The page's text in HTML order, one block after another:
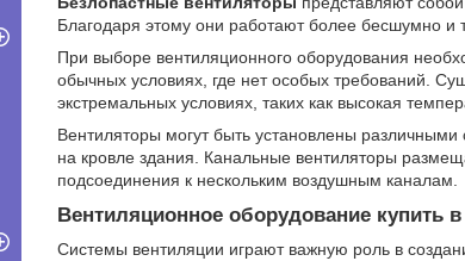
Благодаря этому они работают более бесшумно и
При выборе вентиляционного оборудования
обычных условиях, где нет особых требований.
экстремальных условиях, таких как высокая
Вентиляторы могут быть установлены
на кровле здания. Канальные вентиляторы
подсоединения к нескольким воздушным каналам.
Вентиляционное оборудование купить
Системы вентиляции играют важную роль в